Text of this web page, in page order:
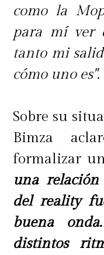
como la
para mí ver
tanto mi
cómo uno es".
Sobre su
Bimza
formalizar
una
del reality
buena
distintos